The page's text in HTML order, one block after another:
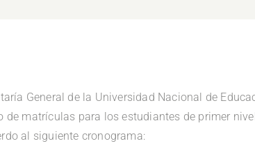
General de la Universidad Nacional de
de matrículas para los estudiantes de primer
al siguiente cronograma: